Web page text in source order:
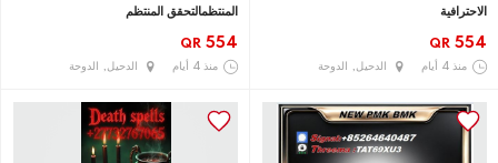
الاحترافية
QR 554
منذ 4 أيام الدحيل, الدوحة
المنتظمالتحقق المنتظم
QR 554
منذ 4 أيام الدحيل, الدوحة